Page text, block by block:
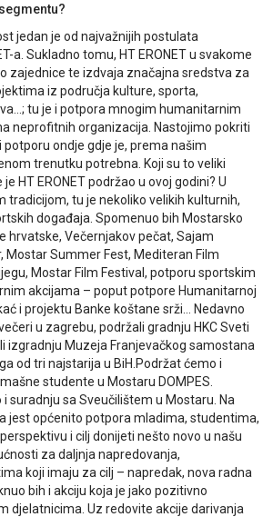
jedan je od najvažnijih postulata
a. Sukladno tomu, HT ERONET u svakome
zajednice te izdvaja značajna sredstva za
iz područja kulture, sporta,
tu je i potpora mnogim humanitarnim
neprofitnih organizacija. Nastojimo pokriti
ondje gdje je, prema našim
trenutku potrebna. Koji su to veliki
HT ERONET podržao u ovoj godini? U
tradicijom, tu je nekoliko velikih kulturnih,
događaja. Spomenuo bih Mostarsko
hrvatske, Večernjakov pečat, Sajam
Mostar Summer Fest, Mediteran Film
Mostar Film Festival, potporu sportskim
akcijama – poput potpore Humanitarnoj
i projektu Banke koštane srži… Nedavno
u zagrebu, podržali gradnju HKC Sveti
izgradnju Muzeja Franjevačkog samostana
od tri najstarija u BiH.Podržat ćemo i
studente u Mostaru DOMPES.
suradnju sa Sveučilištem u Mostaru. Na
jest općenito potpora mladima, studentima,
i cilj donijeti nešto novo u našu
za daljnja napredovanja,
koji imaju za cilj – napredak, nova radna
bih i akciju koja je jako pozitivno
djelatnicima. Uz redovite akcije darivanja